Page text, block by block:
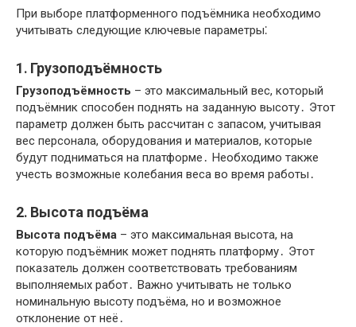
При выборе платформенного подъёмника необходимо
учитывать следующие ключевые параметры⁚
1․ Грузоподъёмность
Грузоподъёмность – это максимальный вес, который
подъёмник способен поднять на заданную высоту․ Этот
параметр должен быть рассчитан с запасом, учитывая
вес персонала, оборудования и материалов, которые
будут подниматься на платформе․ Необходимо также
учесть возможные колебания веса во время работы․
2․ Высота подъёма
Высота подъёма – это максимальная высота, на
которую подъёмник может поднять платформу․ Этот
показатель должен соответствовать требованиям
выполняемых работ․ Важно учитывать не только
номинальную высоту подъёма, но и возможное
отклонение от неё․